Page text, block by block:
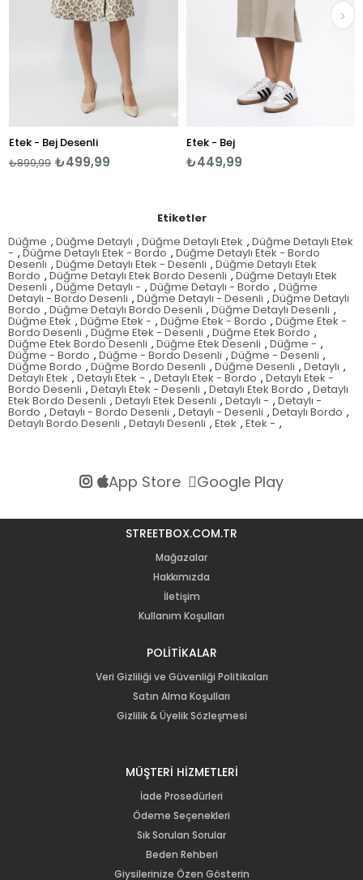
- Bej Desenli
₺499,99
Etek - Bej
₺449,99
Etiketler
Düğme , Düğme Detaylı , Düğme Detaylı Etek , Düğme Detaylı Etek
- , Düğme Detaylı Etek - Bordo , Düğme Detaylı Etek - Bordo
Desenli , Düğme Detaylı Etek - Desenli , Düğme Detaylı Etek
Bordo , Düğme Detaylı Etek Bordo Desenli ,Düğme Detaylı Etek
Desenli , Düğme Detaylı - , Düğme Detaylı - Bordo , Düğme
Detaylı - Bordo Desenli , Düğme Detaylı - Desenli , Düğme Detaylı
Bordo , Düğme Detaylı Bordo Desenli , Düğme Detaylı Desenli ,
Düğme Etek , Düğme Etek - , Düğme Etek - Bordo , Düğme Etek -
Bordo Desenli , Düğme Etek - Desenli , Düğme Etek Bordo ,
Düğme Etek Bordo Desenli , Düğme Etek Desenli , Düğme - ,
Düğme - Bordo , Düğme - Bordo Desenli , Düğme - Desenli ,
Düğme Bordo , Düğme Bordo Desenli , Düğme Desenli , Detaylı ,
Detaylı Etek , Detaylı Etek - , Detaylı Etek - Bordo , Detaylı Etek -
Bordo Desenli , Detaylı Etek - Desenli , Detaylı Etek Bordo , Detaylı
Etek Bordo Desenli , Detaylı Etek Desenli , Detaylı - , Detaylı -
Bordo , Detaylı - Bordo Desenli , Detaylı - Desenli , Detaylı Bordo ,
Detaylı Bordo Desenli , Detaylı Desenli , Etek , Etek - ,
App Store Google Play
STREETBOX.COM.TR
Mağazalar
Hakkımızda
İletişim
Kullanım Koşulları
POLİTİKALAR
Veri Gizliliği ve Güvenliği Politikaları
Satın Alma Koşulları
Gizlilik & Üyelik Sözleşmesi
MÜŞTERİ HİZMETLERİ
İade Prosedürleri
Ödeme Seçenekleri
Sık Sorulan Sorular
Beden Rehberi
Giysilerinize Özen Gösterin